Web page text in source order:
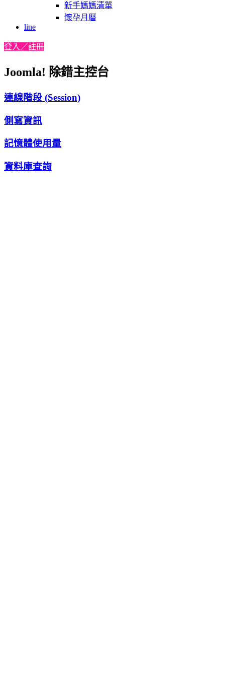
新手媽媽清單
懷孕月曆
line
登入／註冊
Joomla! 除錯主控台
連線階段 (Session)
側寫資訊
記憶體使用量
資料庫查詢